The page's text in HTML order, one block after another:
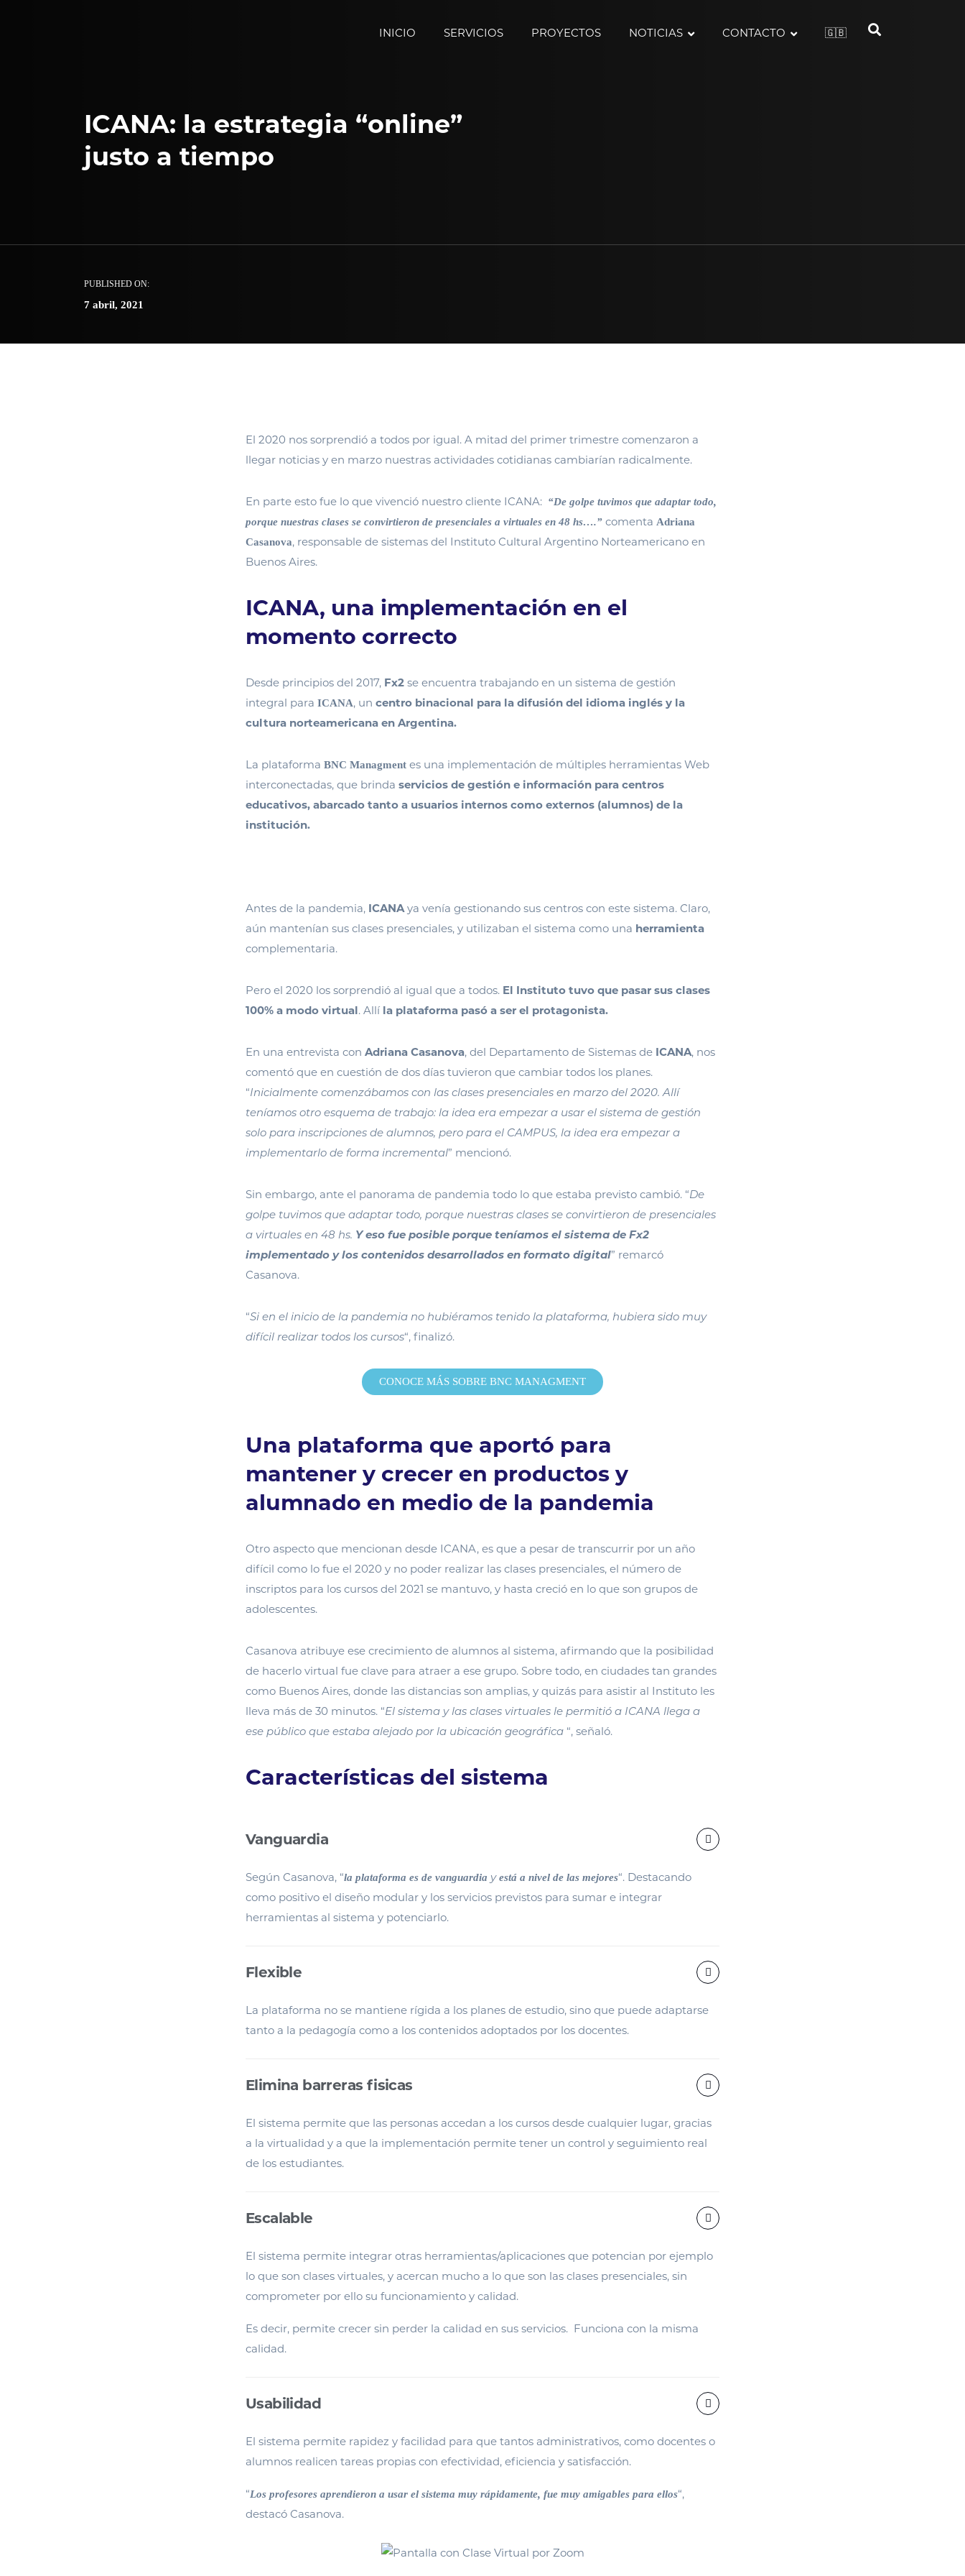
INICIO SERVICIOS PROYECTOS NOTICIAS CONTACTO 🇬🇧
ICANA: la estrategia “online”
justo a tiempo
PUBLISHED ON:
7 abril, 2021
El 2020 nos sorprendió a todos por igual. A mitad del primer trimestre comenzaron a
llegar noticias y en marzo nuestras actividades cotidianas cambiarían radicalmente.
En parte esto fue lo que vivenció nuestro cliente ICANA: “De golpe tuvimos que adaptar todo,
porque nuestras clases se convirtieron de presenciales a virtuales en 48 hs….” comenta Adriana
Casanova, responsable de sistemas del Instituto Cultural Argentino Norteamericano en
Buenos Aires.
ICANA, una implementación en el
momento correcto
Desde principios del 2017, Fx2 se encuentra trabajando en un sistema de gestión
integral para ICANA, un centro binacional para la difusión del idioma inglés y la
cultura norteamericana en Argentina.
La plataforma BNC Managment es una implementación de múltiples herramientas Web
interconectadas, que brinda servicios de gestión e información para centros
educativos, abarcado tanto a usuarios internos como externos (alumnos) de la
institución.
Antes de la pandemia, ICANAya venía gestionando sus centros con este sistema. Claro,
aún mantenían sus clases presenciales, y utilizaban el sistema como una herramienta
complementaria.
Pero el 2020 los sorprendió al igual que a todos. El Instituto tuvo que pasar sus clases
100% a modo virtual. Allí la plataforma pasó a ser el protagonista.
En una entrevista con Adriana Casanova, del Departamento de Sistemas de ICANA, nos
comentó que en cuestión de dos días tuvieron que cambiar todos los planes.
“Inicialmente comenzábamos con las clases presenciales en marzo del 2020. Allí
teníamos otro esquema de trabajo: la idea era empezar a usar el sistema de gestión
solo para inscripciones de alumnos, pero para el CAMPUS, la idea era empezar a
implementarlo de forma incremental” mencionó.
Sin embargo, ante el panorama de pandemia todo lo que estaba previsto cambió. “De
golpe tuvimos que adaptar todo, porque nuestras clases se convirtieron de presenciales
a virtuales en 48 hs. Y eso fue posible porque teníamos el sistema de Fx2
implementado y los contenidos desarrollados en formato digital” remarcó
Casanova.
“Si en el inicio de la pandemia no hubiéramos tenido la plataforma, hubiera sido muy
difícil realizar todos los cursos“, finalizó.
CONOCE MÁS SOBRE BNC MANAGMENT
Una plataforma que aportó para
mantener y crecer en productos y
alumnado en medio de la pandemia
Otro aspecto que mencionan desde ICANA, es que a pesar de transcurrir por un año
difícil como lo fue el 2020 y no poder realizar las clases presenciales, el número de
inscriptos para los cursos del 2021 se mantuvo, y hasta creció en lo que son grupos de
adolescentes.
Casanova atribuye ese crecimiento de alumnos al sistema, afirmando que la posibilidad
de hacerlo virtual fue clave para atraer a ese grupo. Sobre todo, en ciudades tan grandes
como Buenos Aires, donde las distancias son amplias, y quizás para asistir al Instituto les
lleva más de 30 minutos. “El sistema y las clases virtuales le permitió a ICANA llega a
ese público que estaba alejado por la ubicación geográfica “, señaló.
Características del sistema
Vanguardia
Según Casanova, “la plataforma es de vanguardia yestá a nivel de las mejores“. Destacando
como positivo el diseño modular y los servicios previstos para sumar e integrar
herramientas al sistema y potenciarlo.
Flexible
La plataforma no se mantiene rígida a los planes de estudio, sino que puede adaptarse
tanto a la pedagogía como a los contenidos adoptados por los docentes.
Elimina barreras fisicas
El sistema permite que las personas accedan a los cursos desde cualquier lugar, gracias
a la virtualidad y a que la implementación permite tener un control y seguimiento real
de los estudiantes.
Escalable
El sistema permite integrar otras herramientas/aplicaciones que potencian por ejemplo
lo que son clases virtuales, y acercan mucho a lo que son las clases presenciales, sin
comprometer por ello su funcionamiento y calidad.
Es decir, permite crecer sin perder la calidad en sus servicios. Funciona con la misma
calidad.
Usabilidad
El sistema permite rapidez y facilidad para que tantos administrativos, como docentes o
alumnos realicen tareas propias con efectividad, eficiencia y satisfacción.
“Los profesores aprendieron a usar el sistema muy rápidamente, fue muy amigables para ellos“,
destacó Casanova.